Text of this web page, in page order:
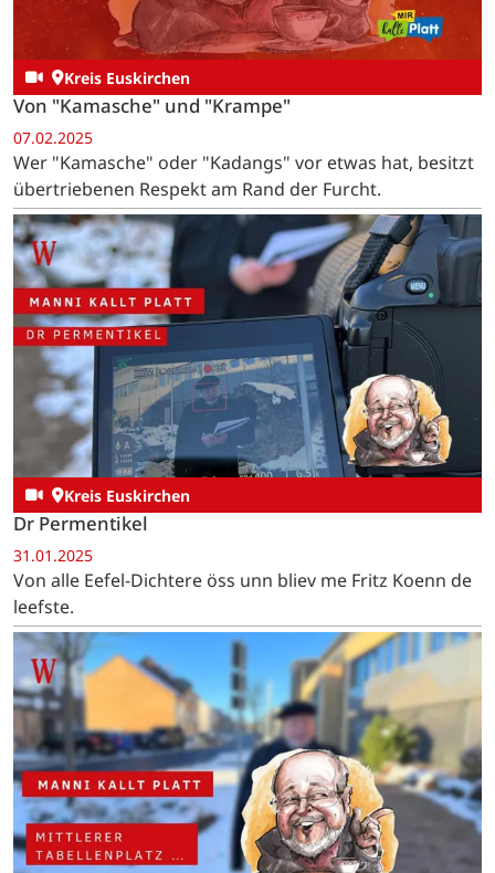
Kreis Euskirchen
Von "Kamasche" und "Krampe"
07.02.2025
Wer "Kamasche" oder "Kadangs" vor etwas hat, besitzt
übertriebenen Respekt am Rand der Furcht.
Kreis Euskirchen
Dr Permentikel
31.01.2025
Von alle Eefel-Dichtere öss unn bliev me Fritz Koenn de
leefste.